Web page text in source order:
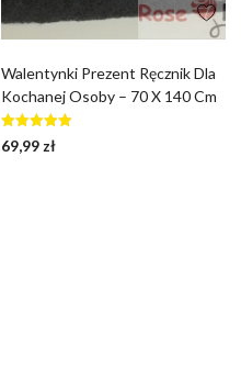
Walentynki Prezent Ręcznik Dla
Kochanej Osoby – 70 X 140 Cm
Oceniono
5.00na 5
69,99 zł